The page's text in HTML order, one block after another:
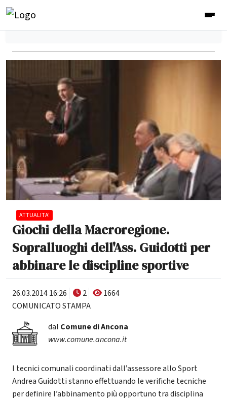
ATTUALITA'
Giochi della Macroregione.
Sopralluoghi dell'Ass. Guidotti per
abbinare le discipline sportive
26.03.2014 16:26 2
1664
COMUNICATO STAMPA
dal Comune di Ancona
www.comune.ancona.it
I tecnici comunali coordinati dall’assessore allo Sport
Andrea Guidotti stanno effettuando le verifiche tecniche
per definire l’abbinamento più opportuno tra disciplina